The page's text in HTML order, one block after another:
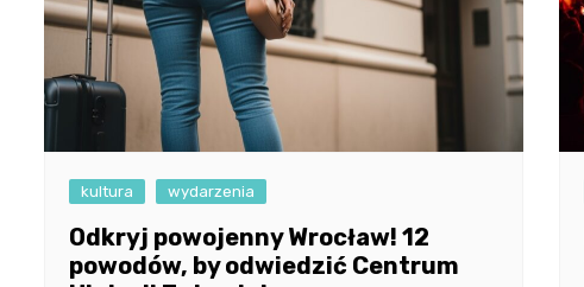
kultura wydarzenia
Odkryj powojenny Wrocław! 12
powodów, by odwiedzić Centrum